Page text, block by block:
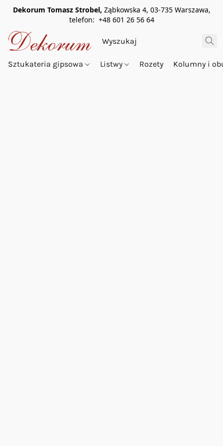
Dekorum Tomasz Strobel, Ząbkowska 4, 03-735 Warszawa,
telefon: +48 601 26 56 64
Sztukateria gipsowa Listwy Rozety Kolumny i